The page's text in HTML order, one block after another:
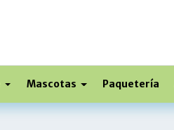
Mascotas Paquetería